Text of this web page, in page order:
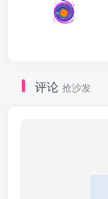
评论 抢沙发